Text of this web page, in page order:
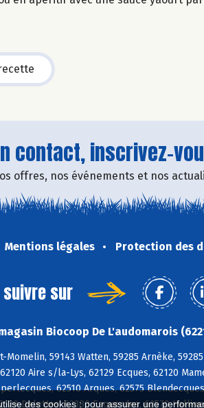
des cookies : pour assurer une
contact, inscrivez-
offres, nos événements et nos
Mentions légales Protection des
suivre sur
Biocoop De L'audomarois
Momelin, 59143 Watten, 59285 Arnèke,
Aire s/la-Lys, 62129 Ecques, 62120
62510 Arques, 62575
Delettes, 62380 Esquerdes, 62570